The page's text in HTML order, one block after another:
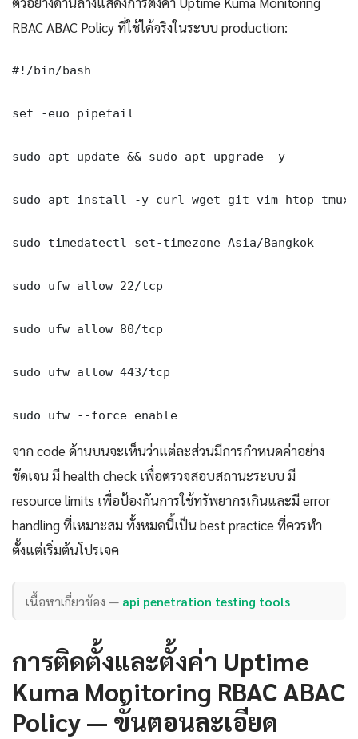
RBAC ABAC Policy ที่ใช้ได้จริงในระบบ production:
#!/bin/bash
set -euo pipefail
sudo apt update && sudo apt upgrade -y
sudo apt install -y curl wget git vim htop tmux
sudo timedatectl set-timezone Asia/Bangkok
sudo ufw allow 22/tcp
sudo ufw allow 80/tcp
sudo ufw allow 443/tcp
sudo ufw --force enable
จาก code ด้านบนจะเห็นว่าแต่ละส่วนมีการกำหนดค่าอย่าง
ชัดเจน มี health check เพื่อตรวจสอบสถานะระบบ มี
resource limits เพื่อป้องกันการใช้ทรัพยากรเกินและมี error
handling ที่เหมาะสม ทั้งหมดนี้เป็น best practice ที่ควรทำ
ตั้งแต่เริ่มต้นโปรเจค
เนื้อหาเกี่ยวข้อง — api penetration testing tools
การติดตั้งและตั้งค่า Uptime
Kuma Monitoring RBAC ABAC
Policy — ขั้นตอนละเอียด